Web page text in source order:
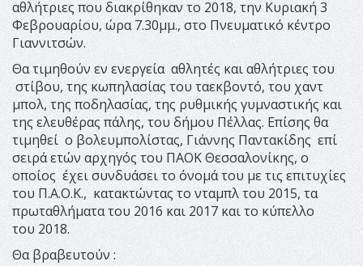
αθλήτριες που διακρίθηκαν το 2018, την Κυριακή 3
Φεβρουαρίου, ώρα 7.30μμ., στο Πνευματικό κέντρο
Γιαννιτσών.
Θα τιμηθούν εν ενεργεία αθλητές και αθλήτριες του
στίβου, της κωπηλασίας του ταεκβοντό, του χαντ
μπολ, της ποδηλασίας, της ρυθμικής γυμναστικής και
της ελευθέρας πάλης, του δήμου Πέλλας. Επίσης θα
τιμηθεί ο βολευμπολίστας, Γιάννης Παντακίδης επί
σειρά ετών αρχηγός του ΠΑΟΚ Θεσσαλονίκης, ο
οποίος έχει συνδυάσει το όνομά του με τις επιτυχίες
του Π.Α.Ο.Κ., κατακτώντας το νταμπλ του 2015, τα
πρωταθλήματα του 2016 και 2017 και το κύπελλο
του 2018.
Θα βραβευτούν :